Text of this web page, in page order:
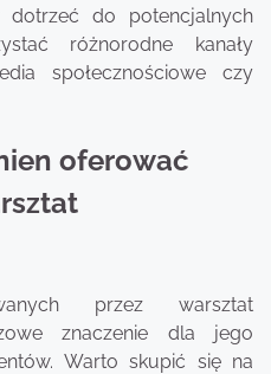
do potencjalnych
różnorodne kanały
społecznościowe czy
oferować
przez warsztat
znaczenie dla jego
Warto skupić się na